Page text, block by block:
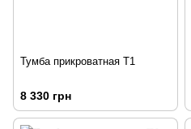
Тумба прикроватная Т1
8 330 грн